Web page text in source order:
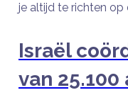
je altijd te richten op
Israël
van